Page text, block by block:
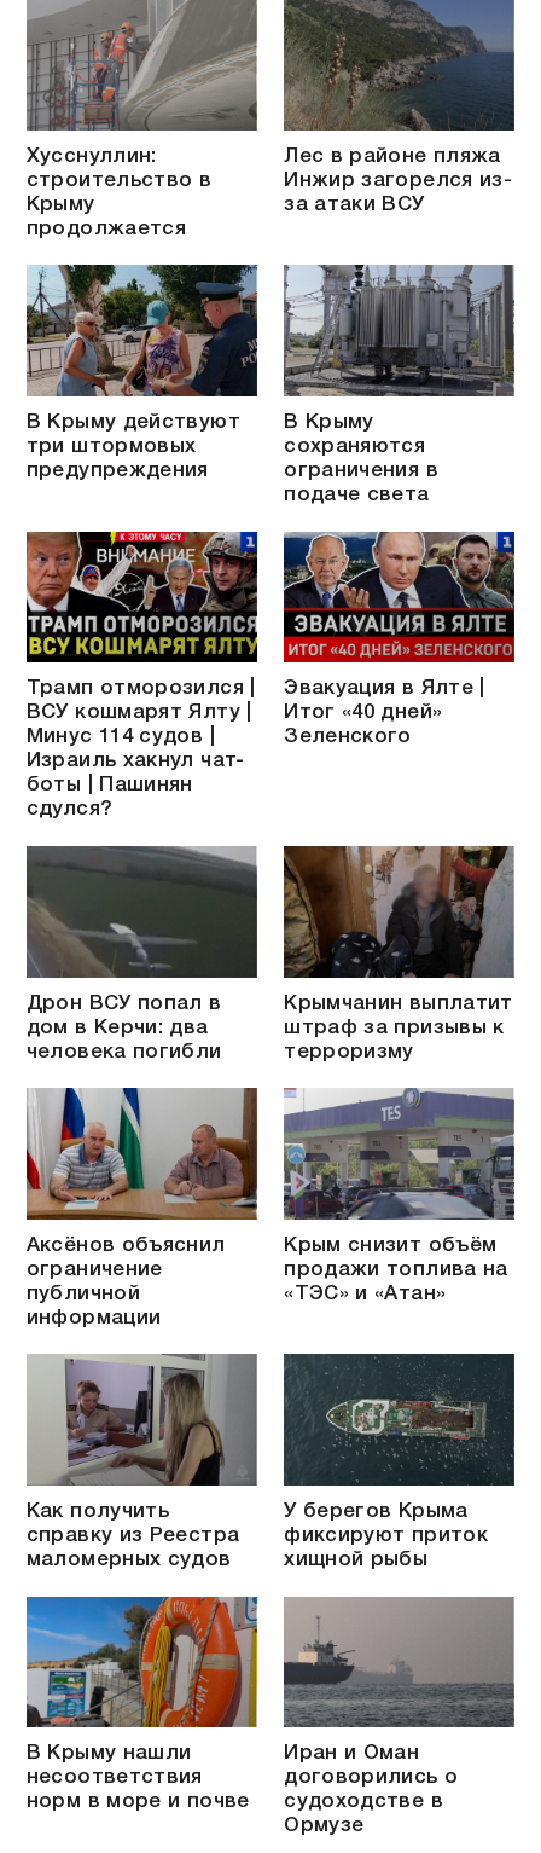
Хусснуллин:
строительство в
Крыму
продолжается
Лес в районе пляжа
Инжир загорелся из-
за атаки ВСУ
В Крыму действуют
три штормовых
предупреждения
В Крыму
сохраняются
ограничения в
подаче света
Трамп отморозился |
ВСУ кошмарят Ялту |
Минус 114 судов |
Израиль хакнул чат-
боты | Пашинян
сдулся?
Эвакуация в Ялте |
Итог «40 дней»
Зеленского
Дрон ВСУ попал в
дом в Керчи: два
человека погибли
Крымчанин выплатит
штраф за призывы к
терроризму
Аксёнов объяснил
ограничение
публичной
информации
Крым снизит объём
продажи топлива на
«ТЭС» и «Атан»
Как получить
справку из Реестра
маломерных судов
У берегов Крыма
фиксируют приток
хищной рыбы
В Крыму нашли
несоответствия
норм в море и почве
Иран и Оман
договорились о
судоходстве в
Ормузе